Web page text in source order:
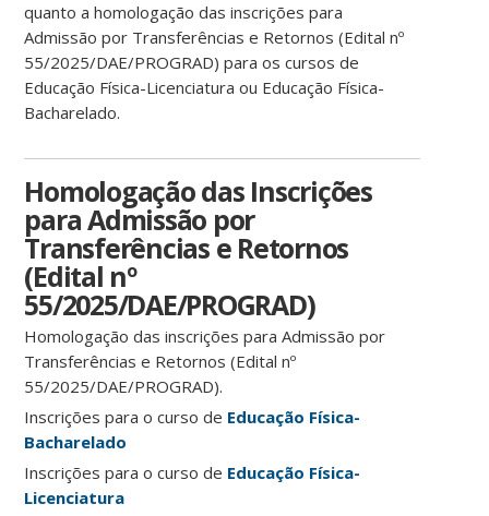
quanto a homologação das inscrições para
Admissão por Transferências e Retornos (Edital nº
55/2025/DAE/PROGRAD) para os cursos de
Educação Física-Licenciatura ou Educação Física-
Bacharelado.
Homologação das Inscrições
para Admissão por
Transferências e Retornos
(Edital nº
55/2025/DAE/PROGRAD)
Homologação das inscrições para Admissão por
Transferências e Retornos (Edital nº
55/2025/DAE/PROGRAD).
Inscrições para o curso de Educação Física-
Bacharelado
Inscrições para o curso de Educação Física-
Licenciatura